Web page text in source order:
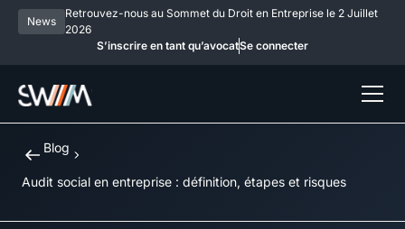
News
Retrouvez-nous au Sommet du Droit en Entreprise le 2 Juillet
2026
S’inscrire en tant qu’avocatSe connecter
Blog
Audit social en entreprise : définition, étapes et risques